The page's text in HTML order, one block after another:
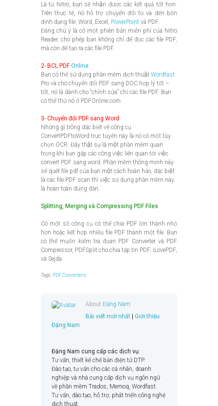
Là từ Nitro, bạn sẽ nhận được các kết quả tốt hơn.
Trên thực tế, nó hỗ trợ chuyển đổi từ và đến bốn
định dạng file: Word, Excel, PowerPoint và PDF.
Đáng chú ý là có một phiên bản miễn phí của Nitro
Reader, cho phép bạn không chỉ để đọc các file PDF,
mà còn để tạo ra các file PDF.
2- BCL PDFOnline
Bạn có thể sử dụng phần mềm dịch thuật Wordfast
Pro và cho chuyển đổi PDF sang DOC hợp lý tốt –
tốt, nó là dành cho “chỉnh sửa” chỉ các file PDF. Bạn
có thể thử nó ở PDFOnline.com.
3- Chuyển đổi PDF sang Word
Những gì trông đặc biệt về công cụ
ConvertPDFtoWord trực tuyến này là nó có một tùy
chọn OCR. Đây thật sự là một phần mềm quan
trọng khi bạn gặp các công việc liên quan tới việc
convert PDF sang word. Phần mềm thông minh này
sẽ quét file pdf của bạn một cách hoàn hảo, đặc biệt
là các file PDF scan thì việc sử dụng phần mềm này
là hoàn toàn đúng đắn.
Splitting, Merging và Compressing PDF Files
Có một số công cụ có thể chia PDF lớn thành nhỏ
hơn hoặc kết hợp nhiều file PDF thành một file. Bạn
có thể muốn kiểm tra đọan PDF Converter và PDF
Compressor, PDFSplit cho chia tập tin PDF, iLovePDF,
và Sejda.
Tags: PDF Converters
AboutĐặng Nam
Bài viết mới nhất |Giới thiệu
Đặng Nam
Đặng Nam cung cấp các dịch vụ:
Tư vấn, thiết kế chế bản điện tử DTP.
Đào tạo, tư vấn cho các cá nhân, doanh
nghiệp và nhà cung cấp dịch vụ ngôn ngữ
về phần mềm Trados, Memoq, Wordfast.
Tư vấn, đào tạo, hỗ trợ, phát triển công nghệ
dịch thuật.